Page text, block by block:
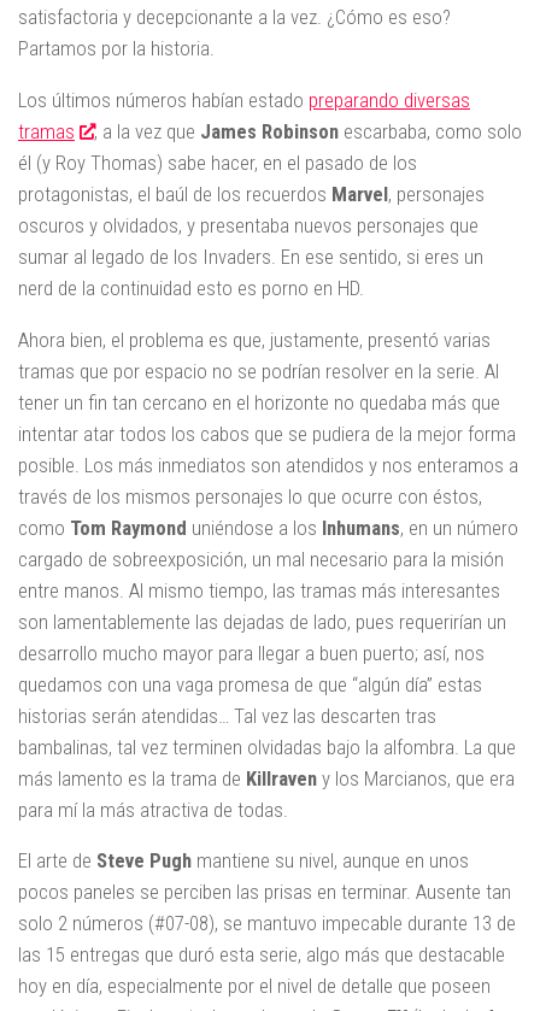
satisfactoria y decepcionante a la vez. ¿Cómo es eso?
Partamos por la historia.
Los últimos números habían estado preparando diversas
tramas
, a la vez que James Robinsonescarbaba, como solo
él (y Roy Thomas) sabe hacer, en el pasado de los
protagonistas, el baúl de los recuerdos Marvel, personajes
oscuros y olvidados, y presentaba nuevos personajes que
sumar al legado de los Invaders. En ese sentido, si eres un
nerd de la continuidad esto es porno en HD.
Ahora bien, el problema es que, justamente, presentó varias
tramas que por espacio no se podrían resolver en la serie. Al
tener un fin tan cercano en el horizonte no quedaba más que
intentar atar todos los cabos que se pudiera de la mejor forma
posible. Los más inmediatos son atendidos y nos enteramos a
través de los mismos personajes lo que ocurre con éstos,
como Tom Raymond uniéndose a los Inhumans, en un número
cargado de sobreexposición, un mal necesario para la misión
entre manos. Al mismo tiempo, las tramas más interesantes
son lamentablemente las dejadas de lado, pues requerirían un
desarrollo mucho mayor para llegar a buen puerto; así, nos
quedamos con una vaga promesa de que “algún día” estas
historias serán atendidas… Tal vez las descarten tras
bambalinas, tal vez terminen olvidadas bajo la alfombra. La que
más lamento es la trama de Killraven y los Marcianos, que era
para mí la más atractiva de todas.
El arte de Steve Pugh mantiene su nivel, aunque en unos
pocos paneles se perciben las prisas en terminar. Ausente tan
solo 2 números (#07-08), se mantuvo impecable durante 13 de
las 15 entregas que duró esta serie, algo más que destacable
hoy en día, especialmente por el nivel de detalle que poseen